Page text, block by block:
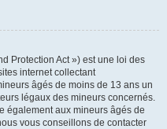
Protection Act ») est une loi des
internet collectant
âgés de moins de 13 ans un
légaux des mineurs concernés.
également aux mineurs âgés de
vous conseillons de contacter